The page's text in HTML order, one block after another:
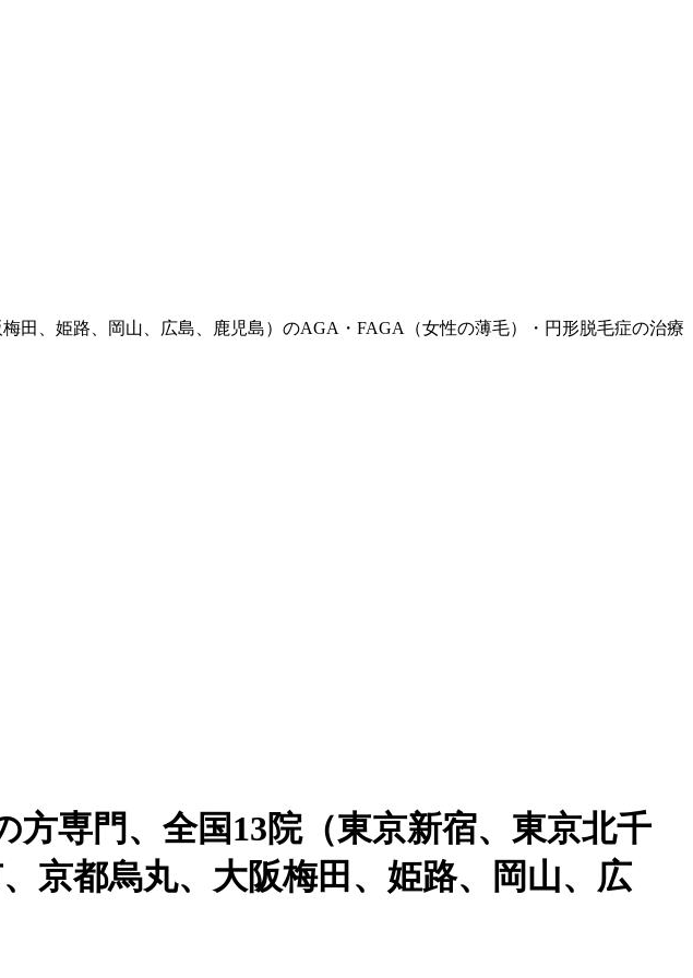
田、姫路、岡山、広島、鹿児島）のAGA・FAGA（女性の薄毛）・円形脱毛症の治療
専門、全国13院（東京新宿、東京北千
京都烏丸、大阪梅田、姫路、岡山、広